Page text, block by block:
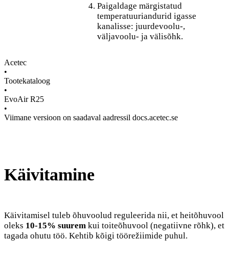
Paigaldage märgistatud
temperatuuriandurid igasse
kanalisse: juurdevoolu-,
väljavoolu- ja välisõhk.
Acetec
•
Tootekataloog
•
EvoAir R25
•
Viimane versioon on saadaval aadressil docs.acetec.se
Käivitamine
Käivitamisel tuleb õhuvoolud reguleerida nii, et heitõhuvool
oleks 10-15% suurem kui toiteõhuvool (negatiivne rõhk), et
tagada ohutu töö. Kehtib kõigi töörežiimide puhul.